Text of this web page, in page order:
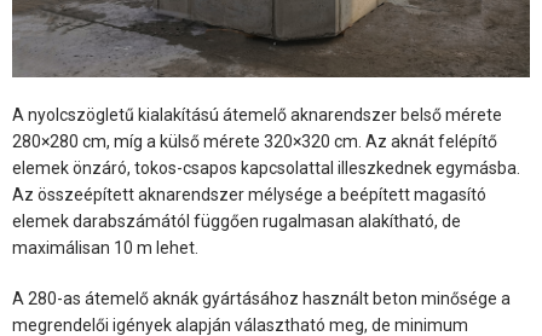
A nyolcszögletű kialakítású átemelő aknarendszer belső mérete
280×280 cm, míg a külső mérete 320×320 cm. Az aknát felépítő
elemek önzáró, tokos-csapos kapcsolattal illeszkednek egymásba.
Az összeépített aknarendszer mélysége a beépített magasító
elemek darabszámától függően rugalmasan alakítható, de
maximálisan 10 m lehet.
A 280-as átemelő aknák gyártásához használt beton minősége a
megrendelői igények alapján választható meg, de minimum